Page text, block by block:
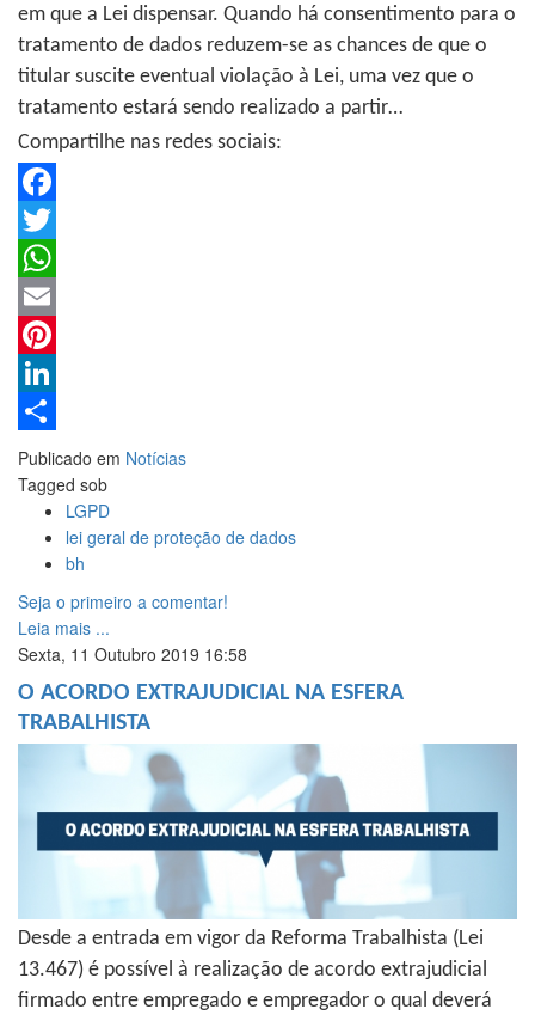
em que a Lei dispensar. Quando há consentimento para o
tratamento de dados reduzem-se as chances de que o
titular suscite eventual violação à Lei, uma vez que o
tratamento estará sendo realizado a partir…
Compartilhe nas redes sociais:
Facebook
Twitter
WhatsApp
Email
Pinterest
LinkedIn
Share
Publicado em Notícias
Tagged sob
LGPD
lei geral de proteção de dados
bh
Seja o primeiro a comentar!
Leia mais ...
Sexta, 11 Outubro 2019 16:58
O ACORDO EXTRAJUDICIAL NA ESFERA
TRABALHISTA
Desde a entrada em vigor da Reforma Trabalhista (Lei
13.467) é possível à realização de acordo extrajudicial
firmado entre empregado e empregador o qual deverá